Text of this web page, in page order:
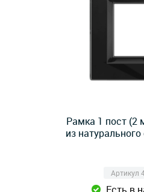
Рамка 1 пост (2
из
Артикул